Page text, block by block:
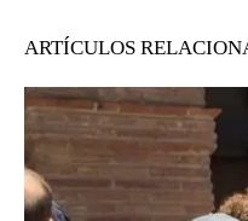
ARTÍCULOS